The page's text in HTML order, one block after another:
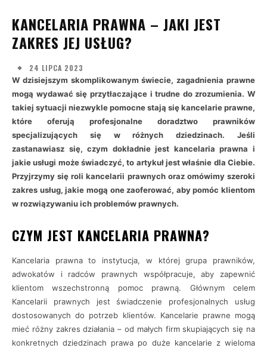
KANCELARIA PRAWNA – JAKI JEST
ZAKRES JEJ USŁUG?
24 LIPCA 2023
W dzisiejszym skomplikowanym świecie, zagadnienia prawne
mogą wydawać się przytłaczające i trudne do zrozumienia. W
takiej sytuacji niezwykle pomocne stają się kancelarie prawne,
które oferują profesjonalne doradztwo prawników
specjalizujących się w różnych dziedzinach. Jeśli
zastanawiasz się, czym dokładnie jest kancelaria prawna i
jakie usługi może świadczyć, to artykuł jest właśnie dla Ciebie.
Przyjrzymy się roli kancelarii prawnych oraz omówimy szeroki
zakres usług, jakie mogą one zaoferować, aby pomóc klientom
w rozwiązywaniu ich problemów prawnych.
CZYM JEST KANCELARIA PRAWNA?
Kancelaria prawna to instytucja, w której grupa prawników,
adwokatów i radców prawnych współpracuje, aby zapewnić
klientom wszechstronną pomoc prawną. Głównym celem
Kancelarii prawnych jest świadczenie profesjonalnych usług
dostosowanych do potrzeb klientów. Kancelarie prawne mogą
mieć różny zakres działania – od małych firm skupiających się na
konkretnych dziedzinach prawa po duże kancelarie z wieloma